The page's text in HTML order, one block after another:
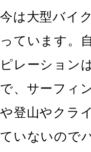
今は大型バイ
っています。
ピレーション
で、サーフィ
や登山やクラ
ていないので